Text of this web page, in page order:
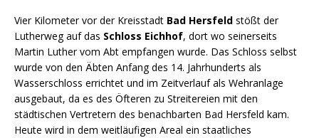
Vier Kilometer vor der Kreisstadt Bad Hersfeld stößt der
Lutherweg auf das Schloss Eichhof, dort wo seinerseits
Martin Luther vom Abt empfangen wurde. Das Schloss selbst
wurde von den Äbten Anfang des 14. Jahrhunderts als
Wasserschloss errichtet und im Zeitverlauf als Wehranlage
ausgebaut, da es des Öfteren zu Streitereien mit den
städtischen Vertretern des benachbarten Bad Hersfeld kam.
Heute wird in dem weitläufigen Areal ein staatliches